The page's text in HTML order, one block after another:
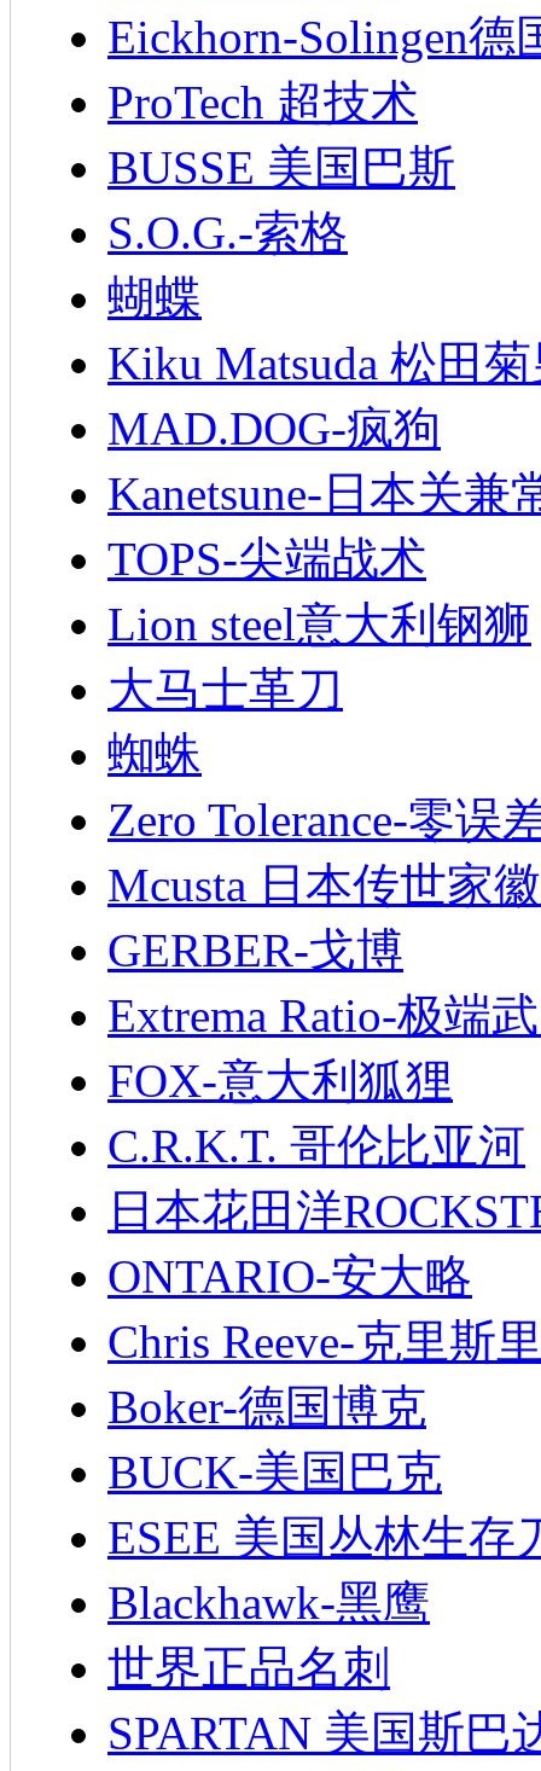
Eickhorn-Solingen德
ProTech 超技术
BUSSE 美国巴斯
S.O.G.-索格
蝴蝶
Kiku Matsuda 松田
MAD.DOG-疯狗
Kanetsune-日本关兼
TOPS-尖端战术
Lion steel意大利钢狮
大马士革刀
蜘蛛
Zero Tolerance-零误
Mcusta 日本传世家徽
GERBER-戈博
Extrema Ratio-极端
FOX-意大利狐狸
C.R.K.T. 哥伦比亚河
日本花田洋
ONTARIO-安大略
Chris Reeve-克里斯
Boker-德国博克
BUCK-美国巴克
ESEE 美国丛林生存
Blackhawk-黑鹰
世界正品名刺
SPARTAN 美国斯巴